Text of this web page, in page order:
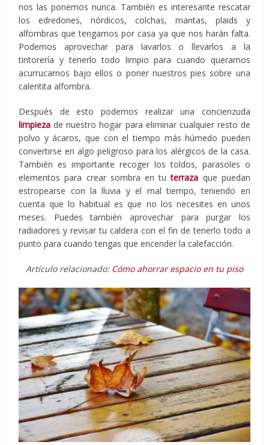
nos las ponemos nunca. También es interesante rescatar
los edredones, nórdicos, colchas, mantas, plaids y
alfombras que tengamos por casa ya que nos harán falta.
Podemos aprovechar para lavarlos o llevarlos a la
tintorería y tenerlo todo limpio para cuando queramos
acurrucarnos bajo ellos o poner nuestros pies sobre una
calentita alfombra.
Después de esto podemos realizar una concienzuda
limpieza de nuestro hogar para eliminar cualquier resto de
polvo y ácaros, que con el tiempo más húmedo pueden
convertirse en algo peligroso para los alérgicos de la casa.
También es importante recoger los toldos, parasoles o
elementos para crear sombra en tuterraza que puedan
estropearse con la lluvia y el mal tiempo, teniendo en
cuenta que lo habitual es que no los necesites en unos
meses. Puedes también aprovechar para purgar los
radiadores y revisar tu caldera con el fin de tenerlo todo a
punto para cuando tengas que encender la calefacción.
Artículo relacionado: Cómo ahorrar espacio en tu piso